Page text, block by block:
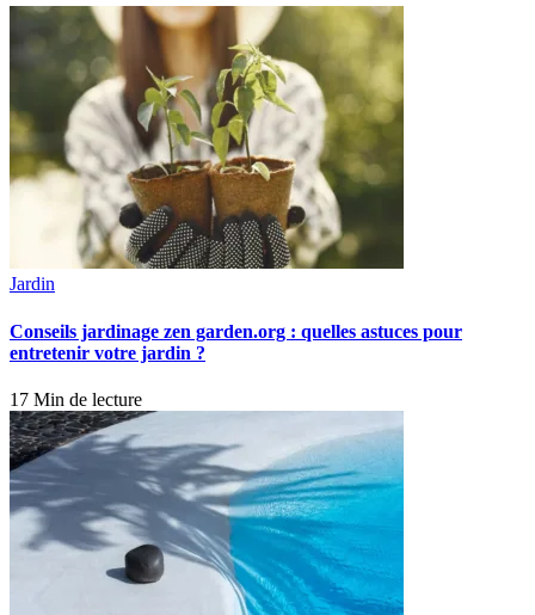
Jardin
Conseils jardinage zen garden.org : quelles astuces pour
entretenir votre jardin ?
17 Min de lecture